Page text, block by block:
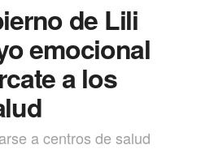
de Lili
emocional
a los
a centros de salud